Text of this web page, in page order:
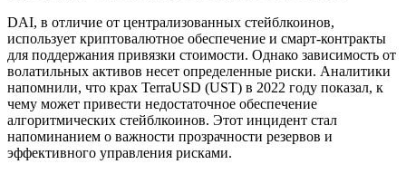
DAI, в отличие от централизованных стейблкоинов,
использует криптовалютное обеспечение и смарт-контракты
для поддержания привязки стоимости. Однако зависимость от
волатильных активов несет определенные риски. Аналитики
напомнили, что крах TerraUSD (UST) в 2022 году показал, к
чему может привести недостаточное обеспечение
алгоритмических стейблкоинов. Этот инцидент стал
напоминанием о важности прозрачности резервов и
эффективного управления рисками.